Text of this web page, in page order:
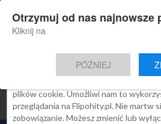
Nowa aplikacja Flipohity
Aktualne wiadomości, artykuły,
All posts tagged
Zgoda Szczegóły
Ta strona używa
We Flipo robimy wszystko, aby
plików cookie. Umożliwi nam to
przeglądania na Flipohity.pl. Nie martw
zobowiązanie. Możesz zmienić lub
Otrzymuj od nas najnowsze
Kliknij na
PÓŹNIEJ